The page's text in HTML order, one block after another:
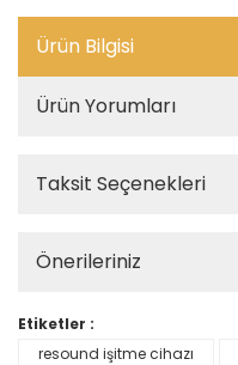
Ürün Bilgisi
Ürün Yorumları
Taksit Seçenekleri
Önerileriniz
Etiketler :
resound işitme cihazı